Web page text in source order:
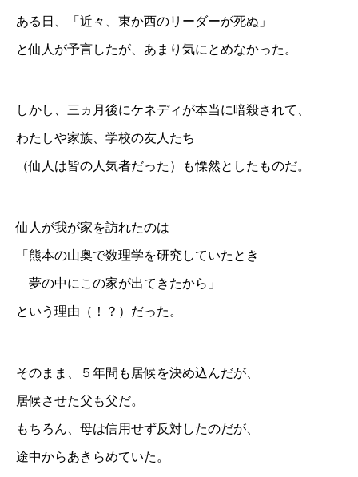
ある日、「近々、東か西のリーダーが死ぬ」
と仙人が予言したが、あまり気にとめなかった。
しかし、三ヵ月後にケネディが本当に暗殺されて、
わたしや家族、学校の友人たち
（仙人は皆の人気者だった）も慄然としたものだ。
仙人が我が家を訪れたのは
「熊本の山奥で数理学を研究していたとき
夢の中にこの家が出てきたから」
という理由（！？）だった。
そのまま、５年間も居候を決め込んだが、
居候させた父も父だ。
もちろん、母は信用せず反対したのだが、
途中からあきらめていた。